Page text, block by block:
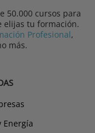
50.000 cursos para
elijas tu formación.
Profesional,
más.